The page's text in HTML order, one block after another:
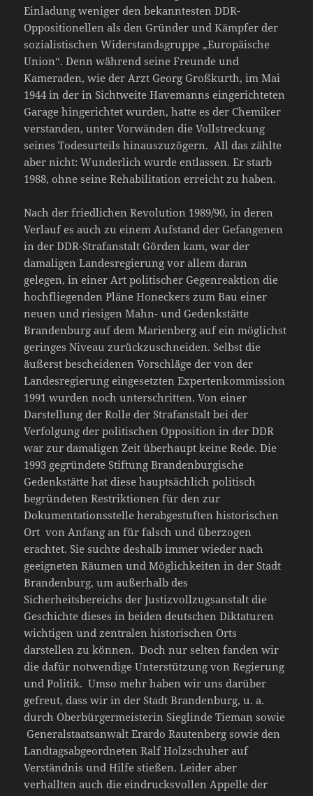
Einladung weniger den bekanntesten DDR-
Oppositionellen als den Gründer und Kämpfer der
sozialistischen Widerstandsgruppe „Europäische
Union“. Denn während seine Freunde und
Kameraden, wie der Arzt Georg Großkurth, im Mai
1944 in der in Sichtweite Havemanns eingerichteten
Garage hingerichtet wurden, hatte es der Chemiker
verstanden, unter Vorwänden die Vollstreckung
seines Todesurteils hinauszuzögern. All das zählte
aber nicht: Wunderlich wurde entlassen. Er starb
1988, ohne seine Rehabilitation erreicht zu haben.
Nach der friedlichen Revolution 1989/90, in deren
Verlauf es auch zu einem Aufstand der Gefangenen
in der DDR-Strafanstalt Görden kam, war der
damaligen Landesregierung vor allem daran
gelegen, in einer Art politischer Gegenreaktion die
hochfliegenden Pläne Honeckers zum Bau einer
neuen und riesigen Mahn- und Gedenkstätte
Brandenburg auf dem Marienberg auf ein möglichst
geringes Niveau zurückzuschneiden. Selbst die
äußerst bescheidenen Vorschläge der von der
Landesregierung eingesetzten Expertenkommission
1991 wurden noch unterschritten. Von einer
Darstellung der Rolle der Strafanstalt bei der
Verfolgung der politischen Opposition in der DDR
war zur damaligen Zeit überhaupt keine Rede. Die
1993 gegründete Stiftung Brandenburgische
Gedenkstätte hat diese hauptsächlich politisch
begründeten Restriktionen für den zur
Dokumentationsstelle herabgestuften historischen
Ort von Anfang an für falsch und überzogen
erachtet. Sie suchte deshalb immer wieder nach
geeigneten Räumen und Möglichkeiten in der Stadt
Brandenburg, um außerhalb des
Sicherheitsbereichs der Justizvollzugsanstalt die
Geschichte dieses in beiden deutschen Diktaturen
wichtigen und zentralen historischen Orts
darstellen zu können. Doch nur selten fanden wir
die dafür notwendige Unterstützung von Regierung
und Politik. Umso mehr haben wir uns darüber
gefreut, dass wir in der Stadt Brandenburg, u. a.
durch Oberbürgermeisterin Sieglinde Tieman sowie
Generalstaatsanwalt Erardo Rautenberg sowie den
Landtagsabgeordneten Ralf Holzschuher auf
Verständnis und Hilfe stießen. Leider aber
verhallten auch die eindrucksvollen Appelle der